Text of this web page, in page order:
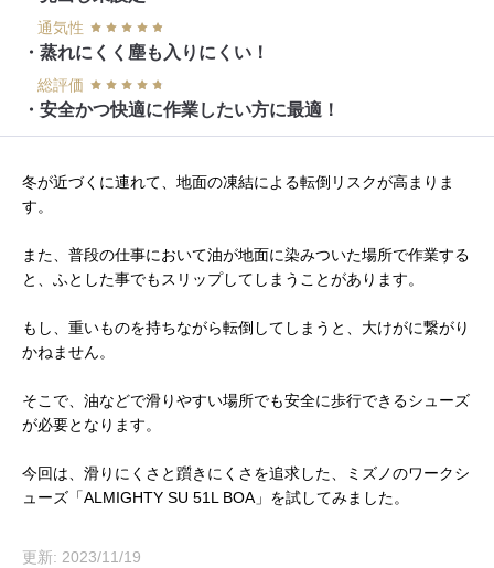
通気性
・蒸れにくく塵も入りにくい！
総評価
・安全かつ快適に作業したい方に最適！
冬が近づくに連れて、地面の凍結による転倒リスクが高まりま
す。
また、普段の仕事において油が地面に染みついた場所で作業する
と、ふとした事でもスリップしてしまうことがあります。
もし、重いものを持ちながら転倒してしまうと、大けがに繋がり
かねません。
そこで、油などで滑りやすい場所でも安全に歩行できるシューズ
が必要となります。
今回は、滑りにくさと躓きにくさを追求した、ミズノのワークシ
ューズ「ALMIGHTY SU 51L BOA」 を試してみました。
更新: 2023/11/19